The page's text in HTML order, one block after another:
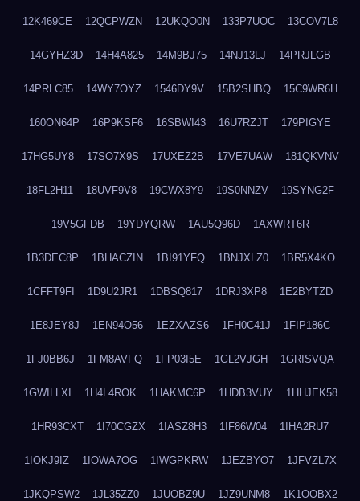
12K469CE 12QCPWZN 12UKQO0N 133P7UOC 13COV7L8
14GYHZ3D 14H4A825 14M9BJ75 14NJ13LJ 14PRJLGB
14PRLC85 14WY7OYZ 1546DY9V 15B2SHBQ 15C9WR6H
160ON64P 16P9KSF6 16SBWI43 16U7RZJT 179PIGYE
17HG5UY8 17SO7X9S 17UXEZ2B 17VE7UAW 181QKVNV
18FL2H11 18UVF9V8 19CWX8Y9 19S0NNZV 19SYNG2F
19V5GFDB 19YDYQRW 1AU5Q96D 1AXWRT6R
1B3DEC8P 1BHACZIN 1BI91YFQ 1BNJXLZ0 1BR5X4KO
1CFFT9FI 1D9U2JR1 1DBSQ817 1DRJ3XP8 1E2BYTZD
1E8JEY8J 1EN94O56 1EZXAZS6 1FH0C41J 1FIP186C
1FJ0BB6J 1FM8AVFQ 1FP03I5E 1GL2VJGH 1GRISVQA
1GWILLXI 1H4L4ROK 1HAKMC6P 1HDB3VUY 1HHJEK58
1HR93CXT 1I70CGZX 1IASZ8H3 1IF86W04 1IHA2RU7
1IOKJ9IZ 1IOWA7OG 1IWGPKRW 1JEZBYO7 1JFVZL7X
1JKQPSW2 1JL35ZZ0 1JUOBZ9U 1JZ9UNM8 1K1OOBX2